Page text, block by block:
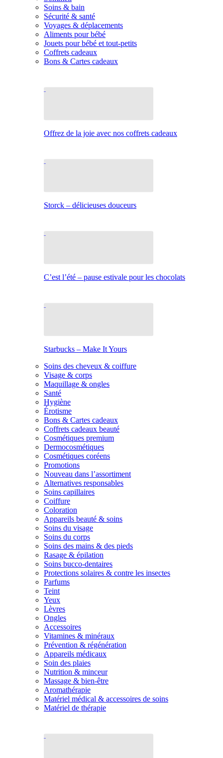
Soins & bain
Sécurité & santé
Voyages & déplacements
Aliments pour bébé
Jouets pour bébé et tout-petits
Coffrets cadeaux
Bons & Cartes cadeaux
Offrez de la joie avec nos coffrets cadeaux
Storck – délicieuses douceurs
C’est l’été – pause estivale pour les chocolats
Starbucks – Make It Yours
Soins des cheveux & coiffure
Visage & corps
Maquillage & ongles
Santé
Hygiène
Érotisme
Bons & Cartes cadeaux
Coffrets cadeaux beauté
Cosmétiques premium
Dermocosmétiques
Cosmétiques coréens
Promotions
Nouveau dans l’assortiment
Alternatives responsables
Soins capillaires
Coiffure
Coloration
Appareils beauté & soins
Soins du visage
Soins du corps
Soins des mains & des pieds
Rasage & épilation
Soins bucco-dentaires
Protections solaires & contre les insectes
Parfums
Teint
Yeux
Lèvres
Ongles
Accessoires
Vitamines & minéraux
Prévention & régénération
Appareils médicaux
Soin des plaies
Nutrition & minceur
Massage & bien-être
Aromathérapie
Matériel médical & accessoires de soins
Matériel de thérapie